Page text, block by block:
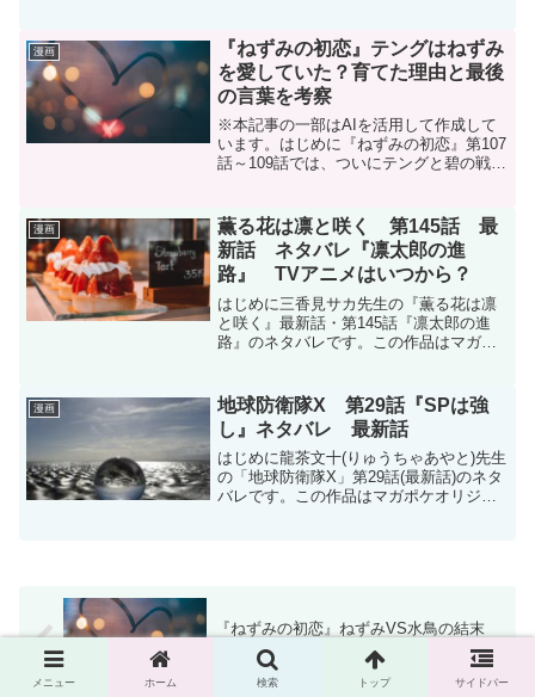
ことに気が付いたでしょう。この記事で
はそのことについてまと...
漫画
『ねずみの初恋』テングはねずみ
を愛していた？育てた理由と最後
の言葉を考察
※本記事の一部はAIを活用して作成して
います。はじめに『ねずみの初恋』第107
話～109話では、ついにテングと碧の戦い
きましたが、最期の描写を見て「本当に
ねずみを道具と...
漫画
薫る花は凛と咲く 第145話 最
新話 ネタバレ『凛太郎の進
路』 TVアニメはいつから？
はじめに三香見サカ先生の『薫る花は凛
と咲く』最新話・第145話『凛太郎の進
路』のネタバレです。この作品はマガポ
木曜日予定です。現在、コミックスは15
巻まで発売中...
漫画
地球防衛隊X 第29話『SPは強
し』ネタバレ 最新話
はじめに龍茶文十(りゅうちゃあやと)先生
の「地球防衛隊X」第29話(最新話)のネタ
バレです。この作品はマガポケオリジナ
『ねずみの初恋』ねずみVS水鳥の結末
は？最後に生き残るのは誰か考察
メニュー ホーム 検索 トップ サイドバー